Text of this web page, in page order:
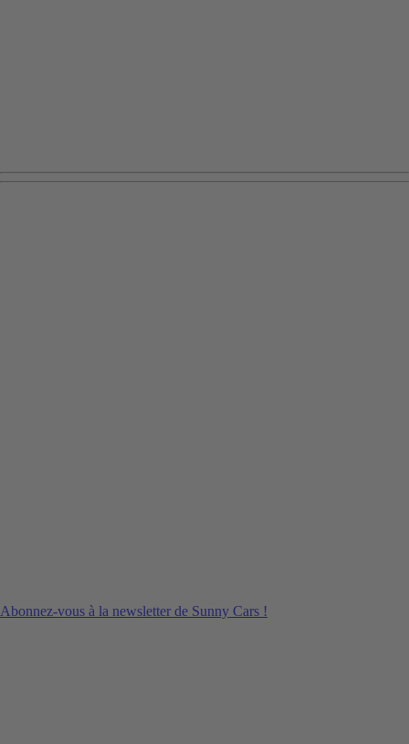
Abonnez-vous à la newsletter de Sunny Cars !